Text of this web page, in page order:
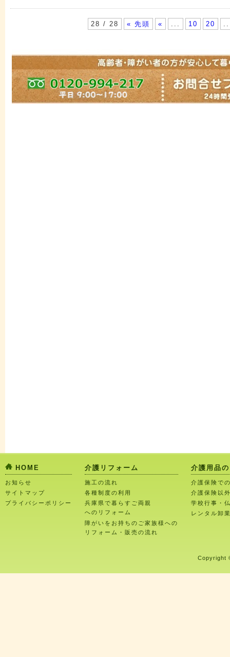
28 / 28 « 先頭 « ... 10 20
HOME
お知らせ
サイトマップ
プライバシーポリシー
介護リフォーム
施工の流れ
各種制度の利用
兵庫県で暮らすご両親
へのリフォーム
障がいをお持ちのご家族様への
リフォーム・販売の流れ
介護用品
介護保険で
介護保険以
学校行事・
レンタル卸
Copyright